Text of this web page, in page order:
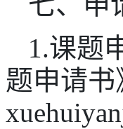
1.课题
题申请